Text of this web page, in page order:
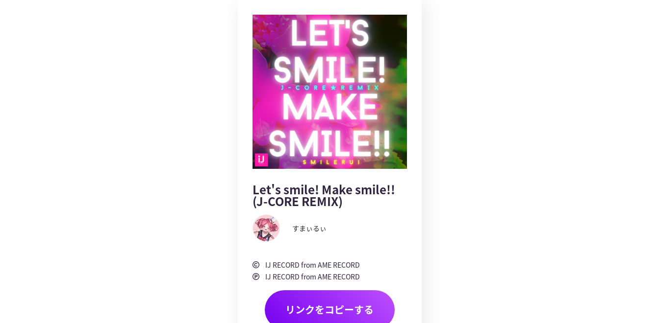
Let's smile! Make smile!!
(J-CORE REMIX)
すまぃるぃ
IJ RECORD from AME RECORD
IJ RECORD from AME RECORD
リンクをコピーする